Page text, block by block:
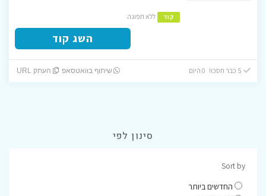
קוד ללא תפוגה
השג קוד
שיתוף בוואטסאפ העתק URL
סינון לפי
Sort by
החדשים ביותר